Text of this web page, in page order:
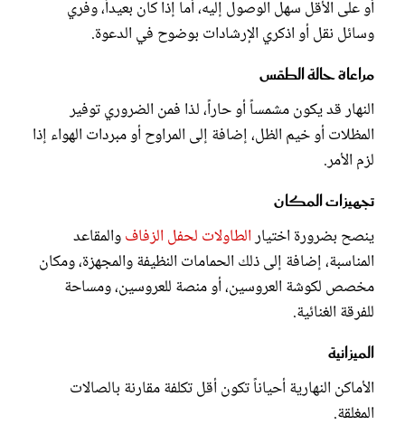
أو على الأقل سهل الوصول إليه، أما إذا كان بعيداً، وفري
وسائل نقل أو اذكري الإرشادات بوضوح في الدعوة.
مراعاة حالة الطقس
النهار قد يكون مشمساً أو حاراً، لذا فمن الضروري توفير
المظلات أو خيم الظل، إضافة إلى المراوح أو مبردات الهواء إذا
لزم الأمر.
تجهيزات المكان
ينصح بضرورة اختيارالطاولات لحفل الزفافوالمقاعد
المناسبة، إضافة إلى ذلك الحمامات النظيفة والمجهزة، ومكان
مخصص لكوشة العروسين، أو منصة للعروسين، ومساحة
للفرقة الغنائية.
الميزانية
الأماكن النهارية أحياناً تكون أقل تكلفة مقارنة بالصالات
المغلقة.